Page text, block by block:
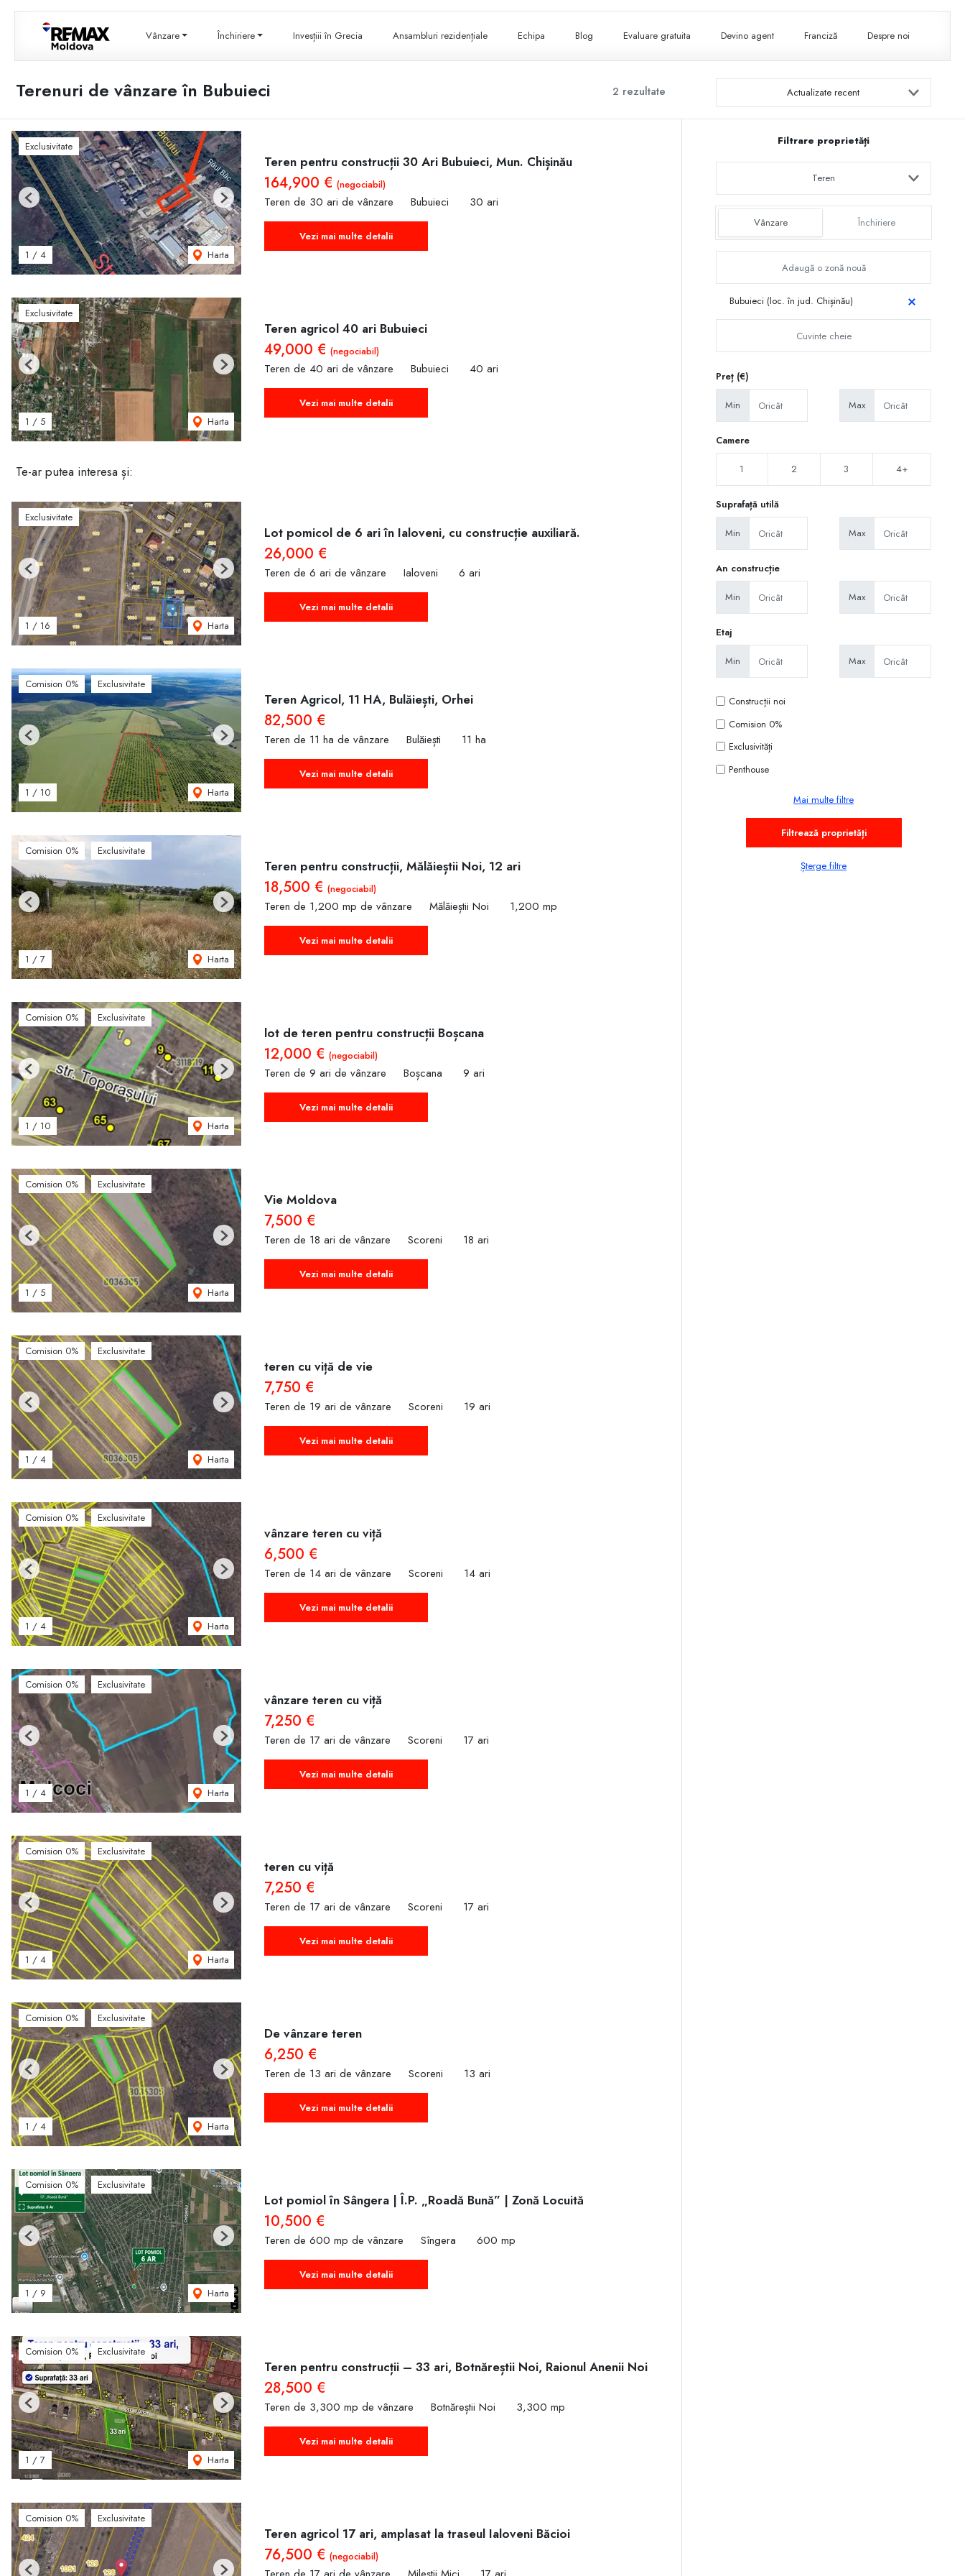
Vânzare Închiriere Invesțiii în Grecia Ansambluri rezidențiale Echipa Blog Evaluare gratuita Devino agent Franciză Despre noi
2 rezultate
Terenuri de vânzare în Bubuieci Actualizate recent
Exclusivitate
1 / 4 Harta
Previous Next
Teren pentru construcții 30 Ari Bubuieci, Mun. Chișinău
164,900 € (negociabil)
Teren de 30 ari de vânzare Bubuieci 30 ari
Vezi mai multe detalii
Exclusivitate
1 / 5 Harta
Previous Next
Teren agricol 40 ari Bubuieci
49,000 € (negociabil)
Teren de 40 ari de vânzare Bubuieci 40 ari
Vezi mai multe detalii
Te-ar putea interesa și:
Exclusivitate
1 / 16 Harta
Previous Next
Lot pomicol de 6 ari în Ialoveni, cu construcție auxiliară.
26,000 €
Teren de 6 ari de vânzare Ialoveni 6 ari
Vezi mai multe detalii
Comision 0% Exclusivitate
1 / 10 Harta
Previous Next
Teren Agricol, 11 HA, Bulăiești, Orhei
82,500 €
Teren de 11 ha de vânzare Bulăiești 11 ha
Vezi mai multe detalii
Comision 0% Exclusivitate
1 / 7 Harta
Previous Next
Teren pentru construcții, Mălăieștii Noi, 12 ari
18,500 € (negociabil)
Teren de 1,200 mp de vânzare Mălăieștii Noi 1,200 mp
Vezi mai multe detalii
Comision 0% Exclusivitate
1 / 10 Harta
Previous Next
lot de teren pentru construcții Boșcana
12,000 € (negociabil)
Teren de 9 ari de vânzare Boșcana 9 ari
Vezi mai multe detalii
Comision 0% Exclusivitate
1 / 5 Harta
Previous Next
Vie Moldova
7,500 €
Teren de 18 ari de vânzare Scoreni 18 ari
Vezi mai multe detalii
Comision 0% Exclusivitate
1 / 4 Harta
Previous Next
teren cu viță de vie
7,750 €
Teren de 19 ari de vânzare Scoreni 19 ari
Vezi mai multe detalii
Comision 0% Exclusivitate
1 / 4 Harta
Previous Next
vânzare teren cu viță
6,500 €
Teren de 14 ari de vânzare Scoreni 14 ari
Vezi mai multe detalii
Comision 0% Exclusivitate
1 / 4 Harta
Previous Next
vânzare teren cu viță
7,250 €
Teren de 17 ari de vânzare Scoreni 17 ari
Vezi mai multe detalii
Comision 0% Exclusivitate
1 / 4 Harta
Previous Next
teren cu viță
7,250 €
Teren de 17 ari de vânzare Scoreni 17 ari
Vezi mai multe detalii
Comision 0% Exclusivitate
1 / 4 Harta
Previous Next
De vânzare teren
6,250 €
Teren de 13 ari de vânzare Scoreni 13 ari
Vezi mai multe detalii
Comision 0% Exclusivitate
1 / 9 Harta
Previous Next
Lot pomiol în Sângera | Î.P. „Roadă Bună” | Zonă Locuită
10,500 €
Teren de 600 mp de vânzare Sîngera 600 mp
Vezi mai multe detalii
Comision 0% Exclusivitate
1 / 7 Harta
Previous Next
Teren pentru construcții – 33 ari, Botnăreștii Noi, Raionul Anenii Noi
28,500 €
Teren de 3,300 mp de vânzare Botnăreștii Noi 3,300 mp
Vezi mai multe detalii
Comision 0% Exclusivitate
Teren agricol 17 ari, amplasat la traseul Ialoveni Băcioi
76,500 € (negociabil)
Filtrare proprietăți
Teren
Vânzare Închiriere
Bubuieci (loc. în jud. Chișinău)
Preț (€)
Min Max
Camere
1 2 3 4+
Suprafață utilă
Min Max
An construcție
Min Max
Etaj
Min Max
Construcții noi
Comision 0%
Exclusivități
Penthouse
Mai multe filtre
Șterge filtre